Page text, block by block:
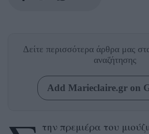
Δείτε περισσότερα άρθρα μας
αναζήτησης
Add Marieclaire.gr on
την πρεμιέρα του